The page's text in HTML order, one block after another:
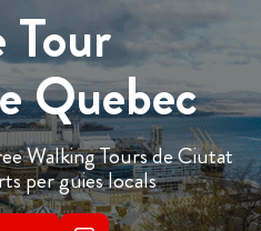
Tour
Quebec
Walking Tours de Ciutat
per guies locals